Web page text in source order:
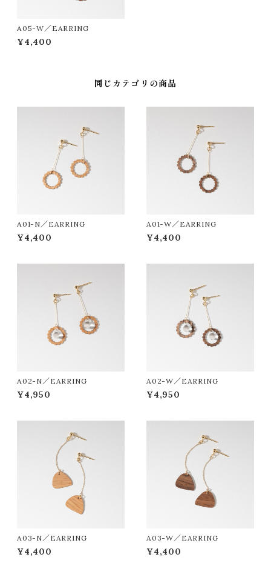
A05-W／EARRING
¥4,400
同じカテゴリの商品
A01-N／EARRING
¥4,400
A01-W／EARRING
¥4,400
A02-N／EARRING
¥4,950
A02-W／EARRING
¥4,950
A03-N／EARRING
¥4,400
A03-W／EARRING
¥4,400